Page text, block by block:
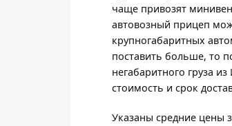
чаще привозят
автовозный прицеп
крупногабаритных
поставить больше, то
негабаритного груза
стоимость и срок
Указаны средние цены